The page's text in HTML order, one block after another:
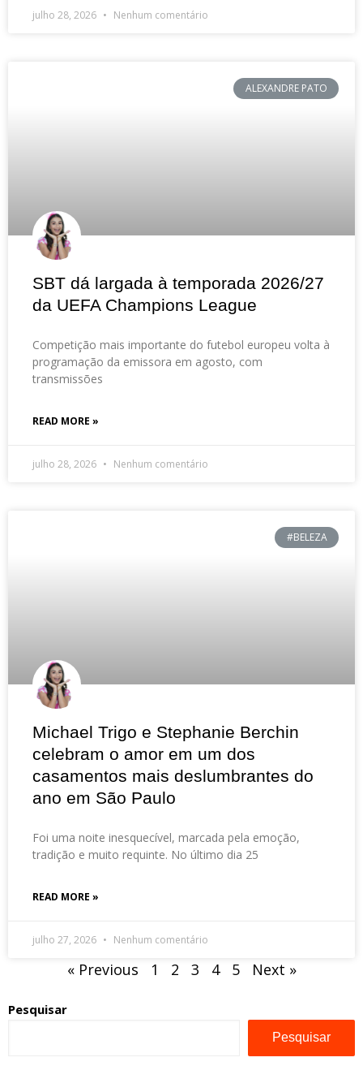
julho 28, 2026 Nenhum comentário
ALEXANDRE PATO
SBT dá largada à temporada 2026/27
da UEFA Champions League
Competição mais importante do futebol europeu volta à
programação da emissora em agosto, com
transmissões
READ MORE »
julho 28, 2026 Nenhum comentário
#BELEZA
Michael Trigo e Stephanie Berchin
celebram o amor em um dos
casamentos mais deslumbrantes do
ano em São Paulo
Foi uma noite inesquecível, marcada pela emoção,
tradição e muito requinte. No último dia 25
READ MORE »
julho 27, 2026 Nenhum comentário
« Previous 1 2 3 4 5 Next »
Pesquisar
Pesquisar